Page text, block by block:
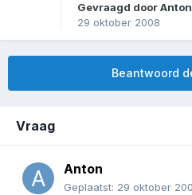
Gevraagd doorAnton
29 oktober 2008
Beantwoord
Vraag
Anton
Geplaatst: 29 oktober